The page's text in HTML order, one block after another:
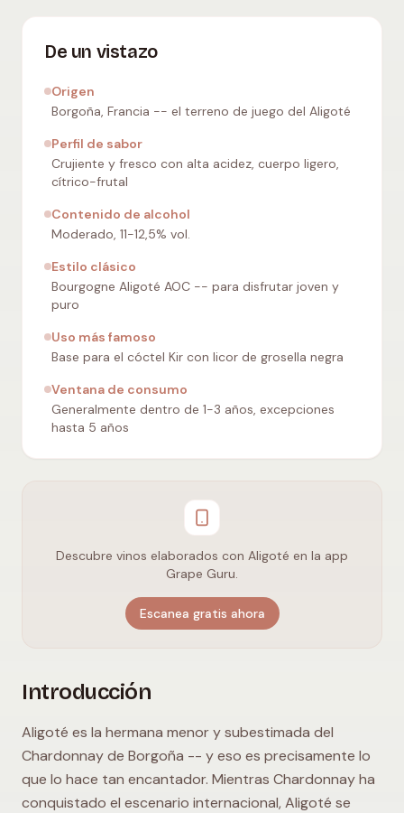
De un vistazo
Origen
Borgoña, Francia -- el terreno de juego del Aligoté
Perfil de sabor
Crujiente y fresco con alta acidez, cuerpo ligero,
cítrico-frutal
Contenido de alcohol
Moderado, 11-12,5% vol.
Estilo clásico
Bourgogne Aligoté AOC -- para disfrutar joven y
puro
Uso más famoso
Base para el cóctel Kir con licor de grosella negra
Ventana de consumo
Generalmente dentro de 1-3 años, excepciones
hasta 5 años
Descubre vinos elaborados con Aligoté en la app
Grape Guru.
Escanea gratis ahora
Introducción
Aligoté es la hermana menor y subestimada del
Chardonnay de Borgoña -- y eso es precisamente lo
que lo hace tan encantador. Mientras Chardonnay ha
conquistado el escenario internacional, Aligoté se